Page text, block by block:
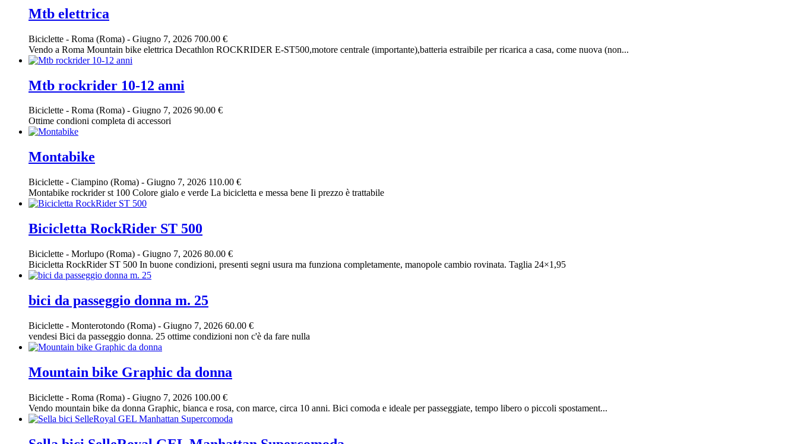
Mtb elettrica
Biciclette - Roma (Roma) - Giugno 7, 2026 700.00 €
Vendo a Roma Mountain bike elettrica Decathlon ROCKRIDER E-ST500,motore centrale (importante),batteria estraibile per ricarica a casa, come nuova (non...
Mtb rockrider 10-12 anni
Biciclette - Roma (Roma) - Giugno 7, 2026 90.00 €
Ottime condioni completa di accessori
Montabike
Biciclette - Ciampino (Roma) - Giugno 7, 2026 110.00 €
Montabike rockrider st 100 Colore gialo e verde La bicicletta e messa bene Ii prezzo è trattabile
Bicicletta RockRider ST 500
Biciclette - Morlupo (Roma) - Giugno 7, 2026 80.00 €
Bicicletta RockRider ST 500 In buone condizioni, presenti segni usura ma funziona completamente, manopole cambio rovinata. Taglia 24×1,95
bici da passeggio donna m. 25
Biciclette - Monterotondo (Roma) - Giugno 7, 2026 60.00 €
vendesi Bici da passeggio donna. 25 ottime condizioni non c'è da fare nulla
Mountain bike Graphic da donna
Biciclette - Roma (Roma) - Giugno 7, 2026 100.00 €
Vendo mountain bike da donna Graphic, bianca e rosa, con marce, circa 10 anni. Bici comoda e ideale per passeggiate, tempo libero o piccoli spostament...